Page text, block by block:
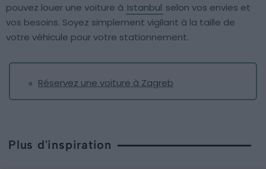
pouvez louer une voiture à Istanbul selon vos envies et
vos besoins. Soyez simplement vigilant à la taille de
votre véhicule pour votre stationnement.
Réservez une voiture à Zagreb
Plus d'inspiration